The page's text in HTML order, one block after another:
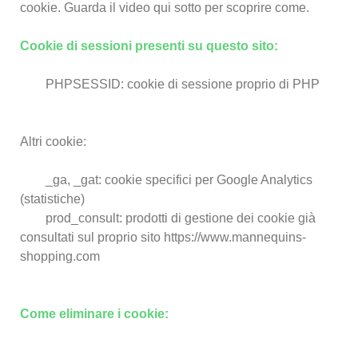
cookie. Guarda il video qui sotto per scoprire come.
Cookie di sessioni presenti su questo sito:
PHPSESSID: cookie di sessione proprio di PHP
Altri cookie:
_ga, _gat: cookie specifici per Google Analytics
(statistiche)
prod_consult: prodotti di gestione dei cookie già
consultati sul proprio sito https://www.mannequins-
shopping.com
Come eliminare i cookie: